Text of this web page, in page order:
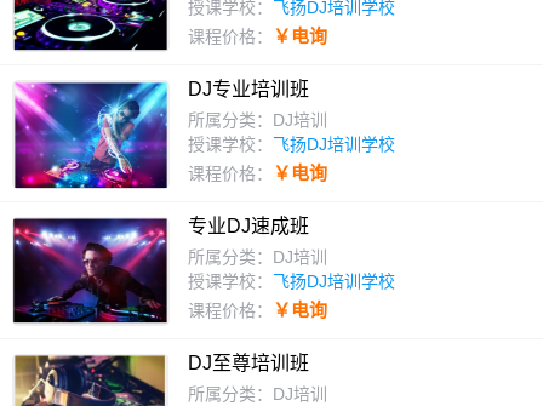
授课学校： 飞扬DJ培训学校
课程价格：
￥电询
DJ专业培训班
所属分类：DJ培训
授课学校： 飞扬DJ培训学校
课程价格：
￥电询
专业DJ速成班
所属分类：DJ培训
授课学校： 飞扬DJ培训学校
课程价格：
￥电询
DJ至尊培训班
所属分类：DJ培训